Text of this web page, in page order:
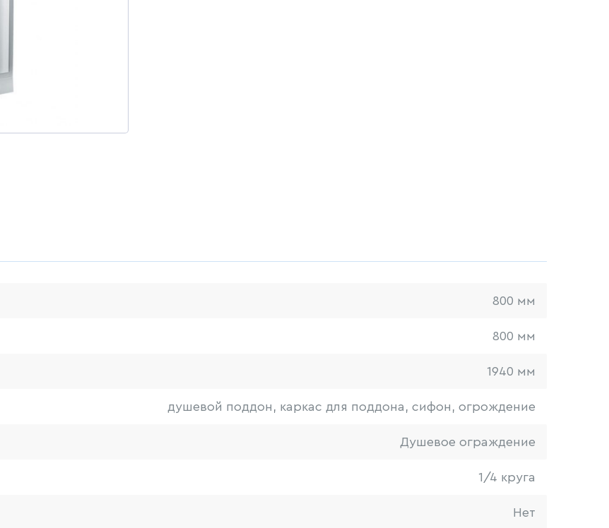
800 мм
800 мм
1940 мм
душевой поддон, каркас для поддона, сифон, огрождение
Душевое ограждение
1/4 круга
Нет